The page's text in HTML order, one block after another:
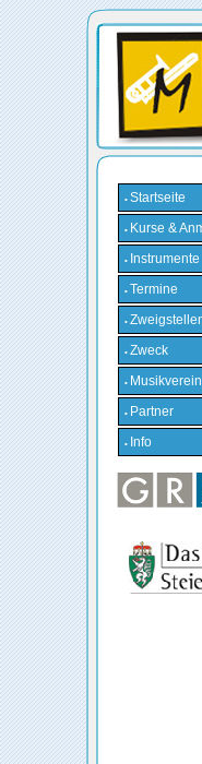
• Startseite
• Kurse &
• Instrumente
• Termine
•
• Zweck
•
• Partner
• Info